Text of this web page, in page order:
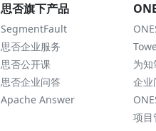
思否旗下产品
SegmentFault
思否企业服务
思否公开课
思否企业问答
Apache Answer
为知
企业
项目